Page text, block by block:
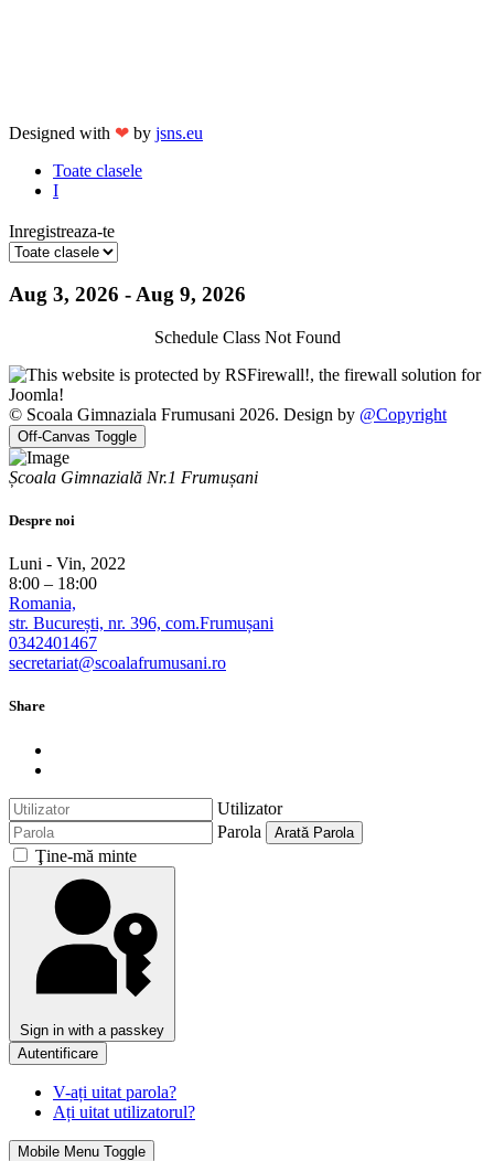
Designed with ❤ by jsns.eu
Toate clasele
I
Inregistreaza-te
Aug 3, 2026 - Aug 9, 2026
Schedule Class Not Found
© Scoala Gimnaziala Frumusani 2026. Design by @Copyright
Off-Canvas Toggle
Școala Gimnazială Nr.1 Frumușani
Despre noi
Luni - Vin, 2022
8:00 – 18:00
Romania,
str. București, nr. 396, com.Frumușani
0342401467
secretariat@scoalafrumusani.ro
Share
Utilizator
Parola
Arată Parola
Ţine-mă minte
Sign in with a passkey
Autentificare
V-ați uitat parola?
Ați uitat utilizatorul?
Mobile Menu Toggle